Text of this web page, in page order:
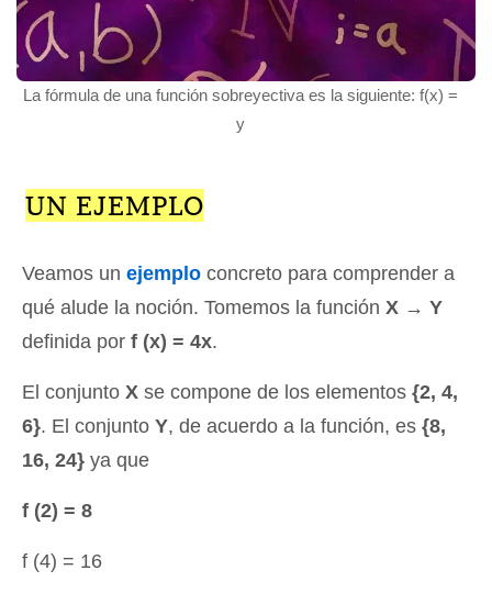
La fórmula de una función sobreyectiva es la siguiente: f(x) =
y
UN EJEMPLO
Veamos un ejemplo concreto para comprender a
qué alude la noción. Tomemos la función X → Y
definida por f (x) = 4x.
El conjunto X se compone de los elementos {2, 4,
6}. El conjunto Y, de acuerdo a la función, es {8,
16, 24} ya que
f (2) = 8
f (4) = 16